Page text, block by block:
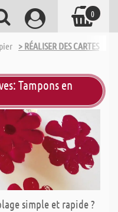
> RÉALISER DES CARTES
Tampons en
simple et rapide ?
0